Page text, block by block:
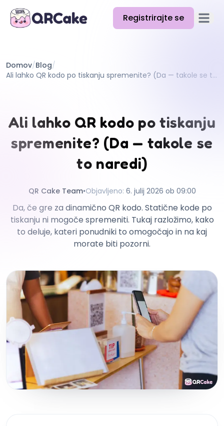
Registrirajte se Odpri
Cene
Dokumentacija
Pomoč
Domov/Blog/
Ali lahko QR kodo po tiskanju spremenite? (Da — takole se to naredi)
Ali lahko QR kodo po tiskanju
spremenite? (Da — takole se
to naredi)
QR Cake Team•Objavljeno: 6. julij 2026 ob 09:00
Da, če gre za dinamično QR kodo. Statične kode po
tiskanju ni mogoče spremeniti. Tukaj razložimo, kako
to deluje, kateri ponudniki to omogočajo in na kaj
morate biti pozorni.